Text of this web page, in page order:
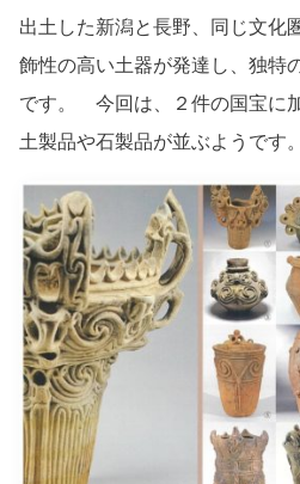
出土した新潟と長野、同じ文化
飾性の高い土器が発達し、独特
です。 今回は、２件の国宝に
土製品や石製品が並ぶようです。